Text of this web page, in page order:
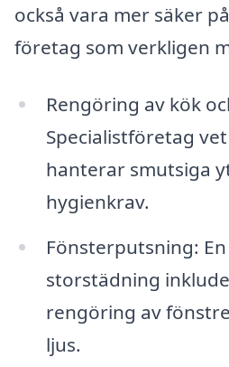
också vara mer säker
företag som verkligen
Rengöring av kök
Specialistföretag
hanterar smutsiga
hygienkrav.
Fönsterputsning:
storstädning
rengöring av
ljus.